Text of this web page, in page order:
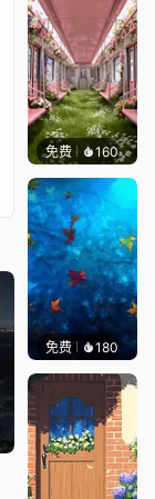
免费 160渔小小
免费 180Max